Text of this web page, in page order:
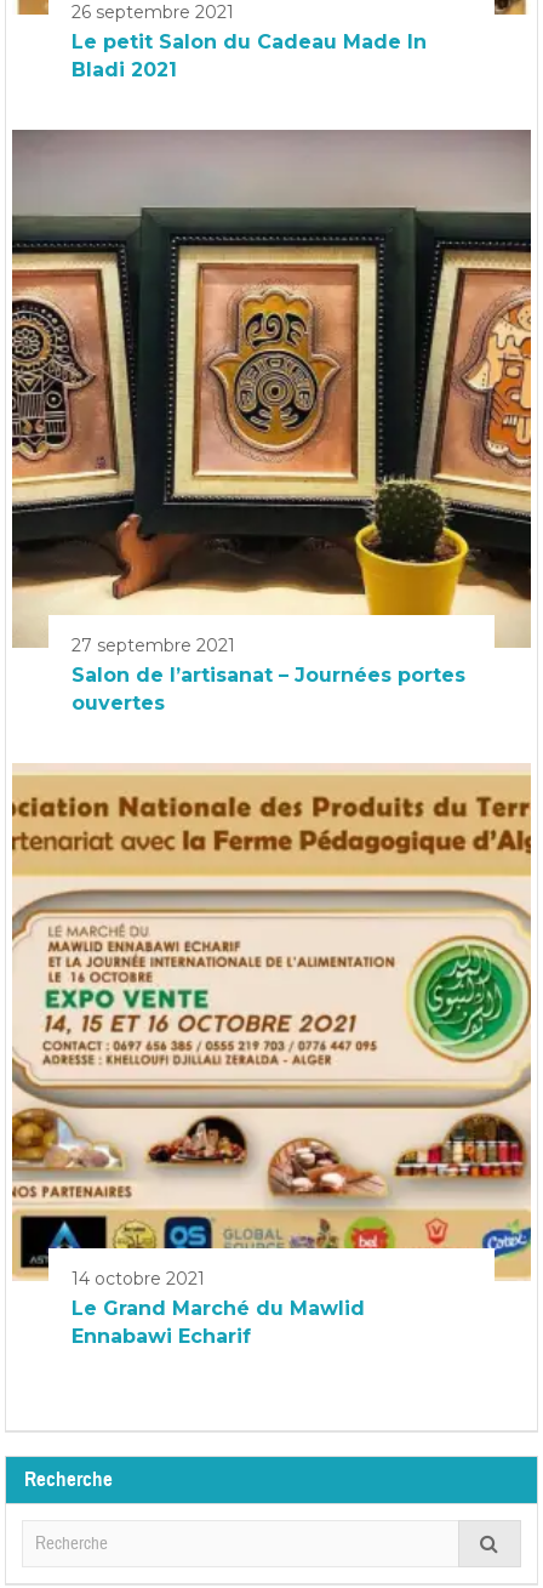
26 septembre 2021
Le petit Salon du Cadeau Made In
Bladi 2021
27 septembre 2021
Salon de l’artisanat – Journées portes
ouvertes
14 octobre 2021
Le Grand Marché du Mawlid
Ennabawi Echarif
Recherche